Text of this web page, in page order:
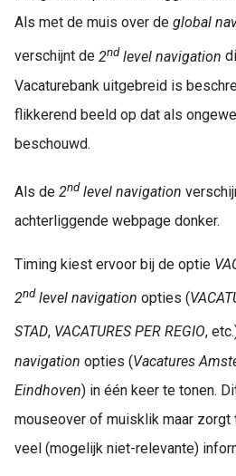
Als met de muis over de global
verschijnt de 2nd level navigation
Vacaturebank uitgebreid is
flikkerend beeld op dat als
beschouwd.
Als de 2nd level navigation
achterliggende webpage donker.
Timing kiest ervoor bij de optie
2nd level navigation opties (
STAD, VACATURES PER REGIO,
navigation opties (Vacatures
Eindhoven) in één keer te tonen.
mouseover of muisklik maar
veel (mogelijk niet-relevante)